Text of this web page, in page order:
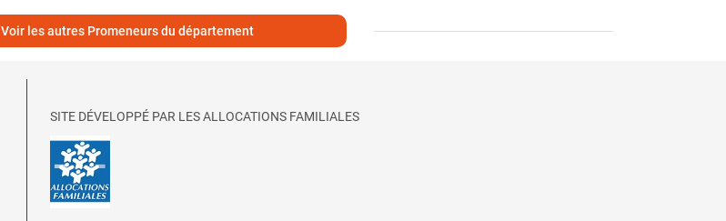
Voir les autres Promeneurs du département
SITE DÉVELOPPÉ PAR LES ALLOCATIONS FAMILIALES